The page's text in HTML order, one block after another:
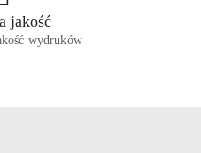
jakość
wydruków